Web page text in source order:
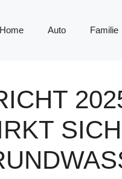
Home Auto Familie